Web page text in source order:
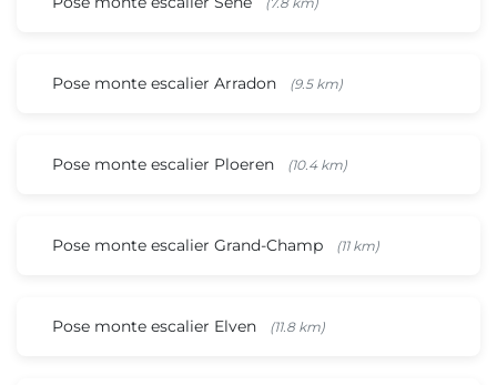
Pose monte escalier Arradon (9.5 km)
Pose monte escalier Ploeren (10.4 km)
Pose monte escalier Grand-Champ (11 km)
Pose monte escalier Elven (11.8 km)